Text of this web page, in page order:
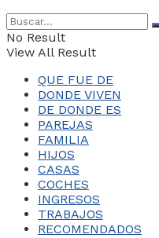
No Result
View All Result
QUE FUE DE
DONDE VIVEN
DE DONDE ES
PAREJAS
FAMILIA
HIJOS
CASAS
COCHES
INGRESOS
TRABAJOS
RECOMENDADOS